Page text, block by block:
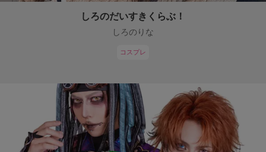
しろのだいすきくらぶ！
しろのりな
コスプレ